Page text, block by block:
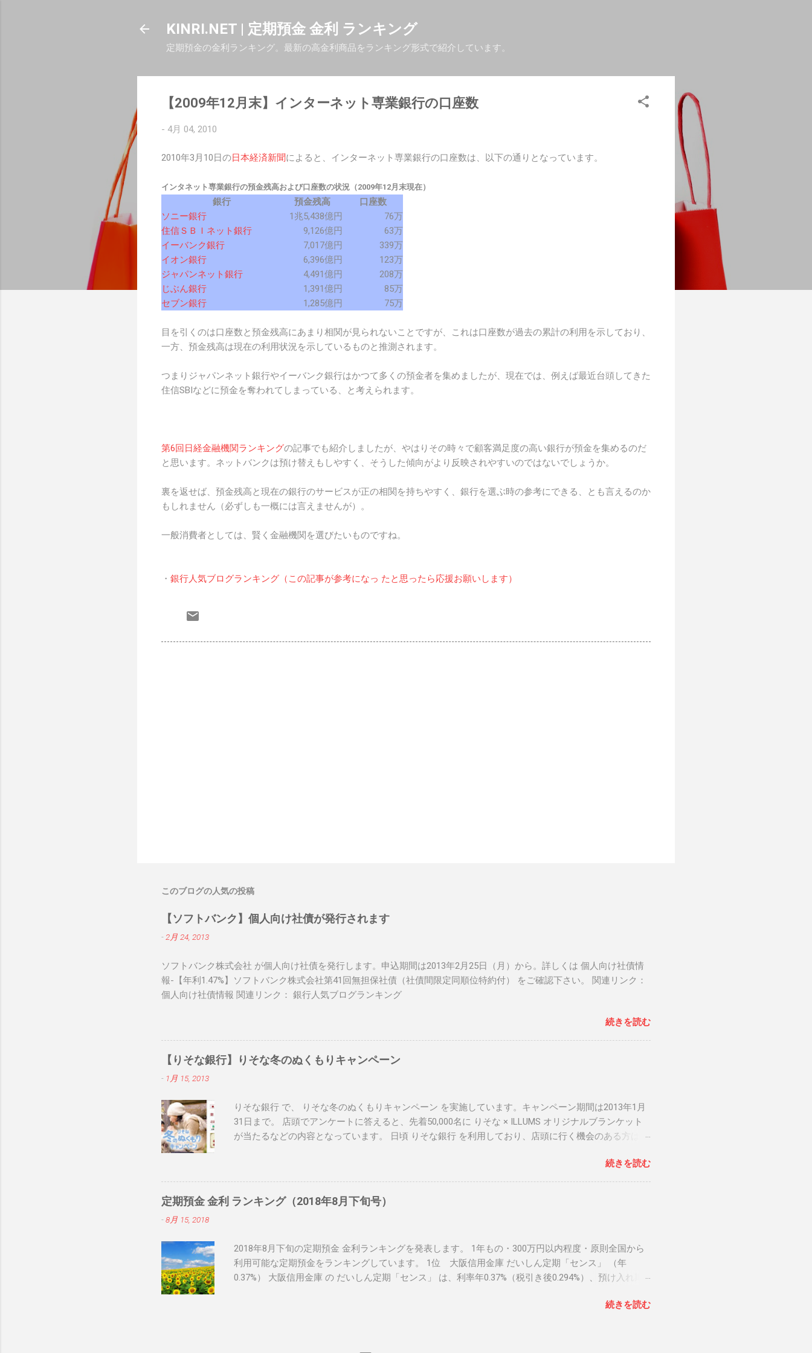
KINRI.NET | 定期預金 金利 ランキング
定期預金の金利ランキング。最新の高金利商品をランキング形式で紹介しています。
【2009年12月末】インターネット専業銀行の口座数
- 4月 04, 2010
2010年3月10日の日本経済新聞によると、インターネット専業銀行の口座数は、以下の通りとなっています。
インタネット専業銀行の預金残高および口座数の状況（2009年12月末現在）
銀行 預金残高
口座数
ソニー銀行
1兆5,438億円
76万
住信ＳＢＩネット銀行
9,126億円
63万
イーバンク銀行
7,017億円
339万
イオン銀行
6,396億円
123万
ジャパンネット銀行
4,491億円
208万
じぶん銀行
1,391億円
85万
セブン銀行
1,285億円 75万
目を引くのは口座数と預金残高にあまり相関が見られないことですが、これは口座数が過去の累計の利用を示しており、
一方、預金残高は現在の利用状況を示しているものと推測されます。
つまりジャパンネット銀行やイーバンク銀行はかつて多くの預金者を集めましたが、現在では、例えば最近台頭してきた
住信SBIなどに預金を奪われてしまっている、と考えられます。
第6回日経金融機関ランキングの記事でも紹介しましたが、やはりその時々で顧客満足度の高い銀行が預金を集めるのだ
と思います。ネットバンクは預け替えもしやすく、そうした傾向がより反映されやすいのではないでしょうか。
裏を返せば、預金残高と現在の銀行のサービスが正の相関を持ちやすく、銀行を選ぶ時の参考にできる、とも言えるのか
もしれません（必ずしも一概には言えませんが）。
一般消費者としては、賢く金融機関を選びたいものですね。
・ 銀行人気ブログランキング（この記事が参考になっ たと思ったら応援お願いします）
このブログの人気の投稿
【ソフトバンク】個人向け社債が発行されます
-2月 24, 2013
ソフトバンク株式会社 が個人向け社債を発行します。申込期間は2013年2月25日（月）から。詳しくは 個人向け社債情
報-【年利1.47%】ソフトバンク株式会社第41回無担保社債（社債間限定同順位特約付） をご確認下さい。 関連リンク：
個人向け社債情報 関連リンク： 銀行人気ブログランキング
続きを読む
【りそな銀行】りそな冬のぬくもりキャンペーン
- 1月 15, 2013
りそな銀行 で、 りそな冬のぬくもりキャンペーン を実施しています。キャンペーン期間は2013年1月
31日まで。 店頭でアンケートに答えると、先着50,000名に りそな × ILLUMS オリジナルブランケット
が当たるなどの内容となっています。 日頃 りそな銀行 を利用しており、店頭に行く機会のある方は是
続きを読む
定期預金 金利 ランキング（2018年8月下旬号）
-8月 15, 2018
2018年8月下旬の定期預金 金利ランキングを発表します。 1年もの・300万円以内程度・原則全国から
利用可能な定期預金をランキングしています。 1位 大阪信用金庫 だいしん定期「センス」 （年
0.37%） 大阪信用金庫 の だいしん定期「センス」 は、利率年0.37%（税引き後0.294%）、預け入れ期
いしん定期「センス」（PDF） 利率年0.37%（税引き後0.294%） ２位 香川銀行セルフうどん支店 超
セルフうどん支店 超金利トッピング定期預金 利率年0.28%（税引き後0.223%） ３位 愛媛銀行インタ
続きを読む